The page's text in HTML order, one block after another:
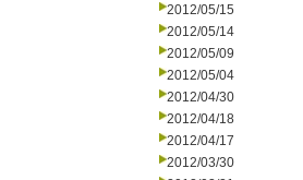
2012/05/15
2012/05/14
2012/05/09
2012/05/04
2012/04/30
2012/04/18
2012/04/17
2012/03/30